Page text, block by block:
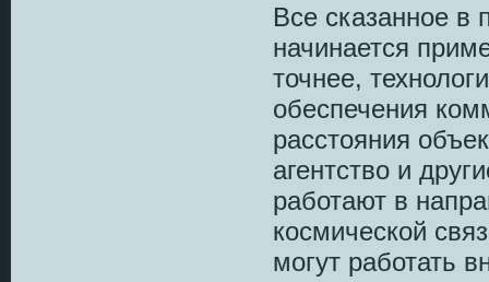
Все сказанное в
начинается
точнее,
обеспечения
расстояния
агентство и
работают в
космической
могут работать